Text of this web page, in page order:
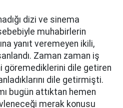
dizi ve sinema
muhabirlerin
yanıt veremeyen ikili,
Zaman zaman iş
göremediklerini dile getiren
dile getirmişti.
bugün attıktan hemen
merak konusu